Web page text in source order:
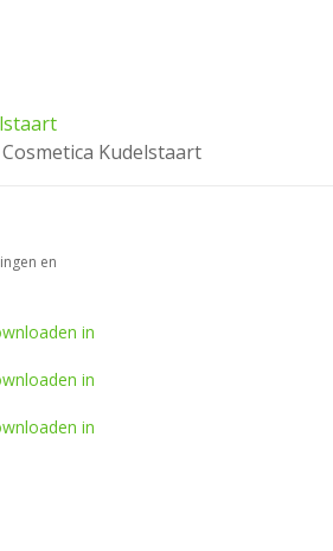
Kudelstaart
en
in
in
in